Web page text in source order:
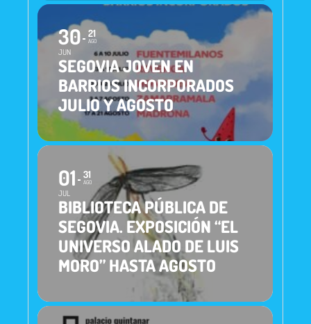
30
JUN
21
AGO
SEGOVIA JOVEN EN
BARRIOS INCORPORADOS
JULIO Y AGOSTO
01
JUL
31
AGO
BIBLIOTECA PÚBLICA DE
SEGOVIA. EXPOSICIÓN “EL
UNIVERSO ALADO DE LUIS
MORO” HASTA AGOSTO